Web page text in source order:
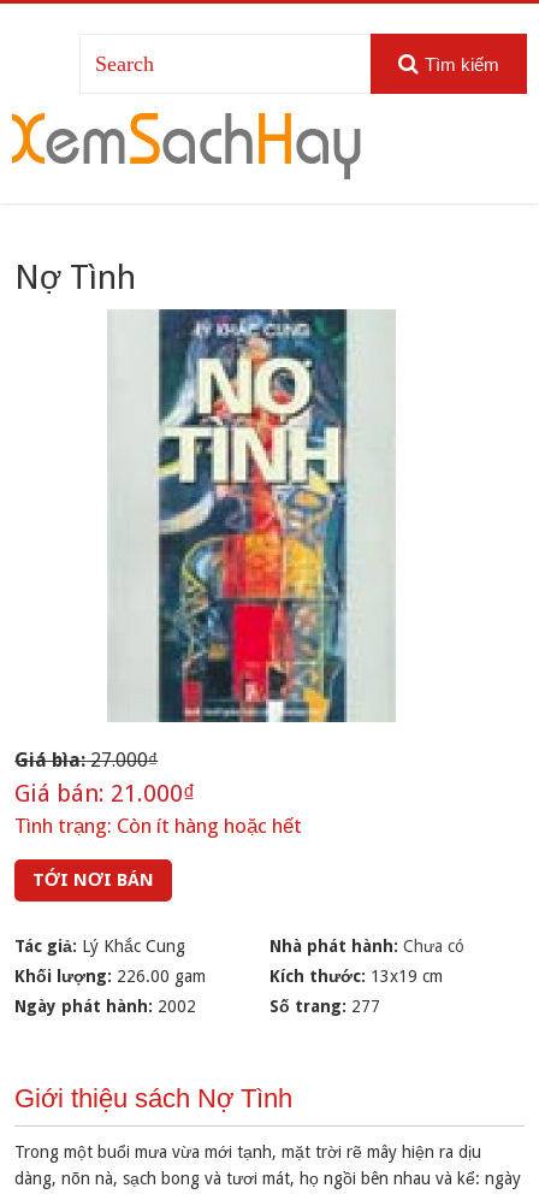
Tìm kiếm
Nợ Tình
Giá bìa:27.000₫
Giá bán: 21.000₫
Tình trạng: Còn ít hàng hoặc hết
TỚI NƠI BÁN
Tác giả: Lý Khắc Cung Nhà phát hành: Chưa có
Khối lượng: 226.00 gam Kích thước: 13x19 cm
Ngày phát hành: 2002 Số trang: 277
Giới thiệu sách Nợ Tình
Trong một buổi mưa vừa mới tạnh, mặt trời rẽ mây hiện ra dịu
dàng, nõn nà, sạch bong và tươi mát, họ ngồi bên nhau và kể: ngày